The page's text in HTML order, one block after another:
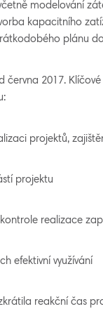
modelování
kapacitního
plánu
června 2017.
projektů,
projektu
realizace
efektivní využívání
reakční čas